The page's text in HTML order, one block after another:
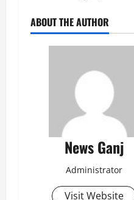
ABOUT THE AUTHOR
News Ganj
Administrator
Visit Website